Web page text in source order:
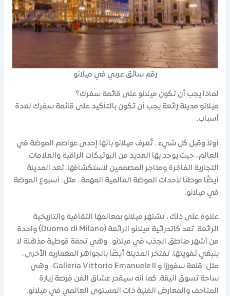
رقم سائق عربي في ميلانو
لماذا يجب أن تكون ميلانو على قائمة سفرك؟
ميلانو مدينة رائعة يجب أن تكون بالتأكيد على قائمة سفرك لعدة
أسباب.
أولاً وقبل كل شيء ، تُعرف ميلانو بأنها إحدى عواصم الموضة في
العالم ، حيث يوجد بها العديد من البوتيكات الراقية والعلامات
التجارية الفاخرة ومتاجر المصممين لاستكشافها. تعد المدينة
أيضًا موطنًا لأحداث الموضة العالمية المهمة ، مثل: أسبوع الموضة
في ميلانو.
علاوة على ذلك ، تشتهر ميلانو بمعالمها الثقافية والتاريخية
الرائعة. تعد كاتدرائية ميلانو الرائعة (Duomo di Milano) واحدة
من أشهر مناطق الجذب في ميلانو ، وهي تحفة قوطية مذهلة لا
ينبغي تفويتها. تفتخر المدينة أيضًا بالجواهر المعمارية الأخرى ،
مثل: قلعة سفورزا و Galleria Vittorio Emanuele II ، وهي
ساحة تسوق أنيقة. كما أنه سيقدر عشاق الفن فرصة زيارة
المتاحف والمعارض الفنية ذات المستوى العالمي في ميلانو.